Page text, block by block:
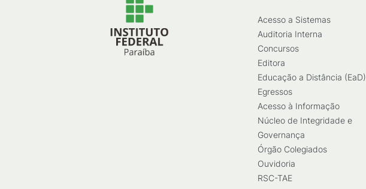
Acesso a Sistemas
Auditoria Interna
Concursos
Editora
Educação a Distância (EaD)
Egressos
Acesso à Informação
Núcleo de Integridade e
Governança
Órgão Colegiados
Ouvidoria
RSC-TAE